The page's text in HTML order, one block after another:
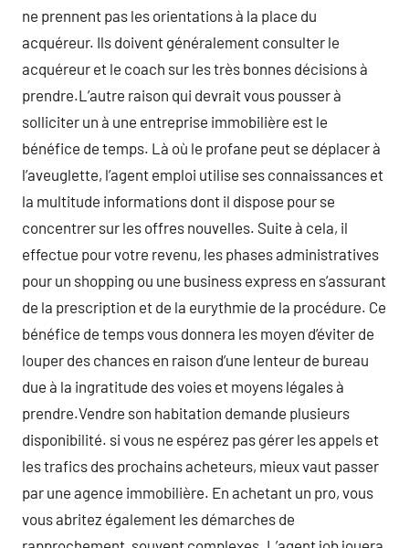
ne prennent pas les orientations à la place du
acquéreur. Ils doivent généralement consulter le
acquéreur et le coach sur les très bonnes décisions à
prendre.L’autre raison qui devrait vous pousser à
solliciter un à une entreprise immobilière est le
bénéfice de temps. Là où le profane peut se déplacer à
l’aveuglette, l’agent emploi utilise ses connaissances et
la multitude informations dont il dispose pour se
concentrer sur les offres nouvelles. Suite à cela, il
effectue pour votre revenu, les phases administratives
pour un shopping ou une business express en s’assurant
de la prescription et de la eurythmie de la procédure. Ce
bénéfice de temps vous donnera les moyen d’éviter de
louper des chances en raison d’une lenteur de bureau
due à la ingratitude des voies et moyens légales à
prendre.Vendre son habitation demande plusieurs
disponibilité. si vous ne espérez pas gérer les appels et
les trafics des prochains acheteurs, mieux vaut passer
par une agence immobilière. En achetant un pro, vous
vous abritez également les démarches de